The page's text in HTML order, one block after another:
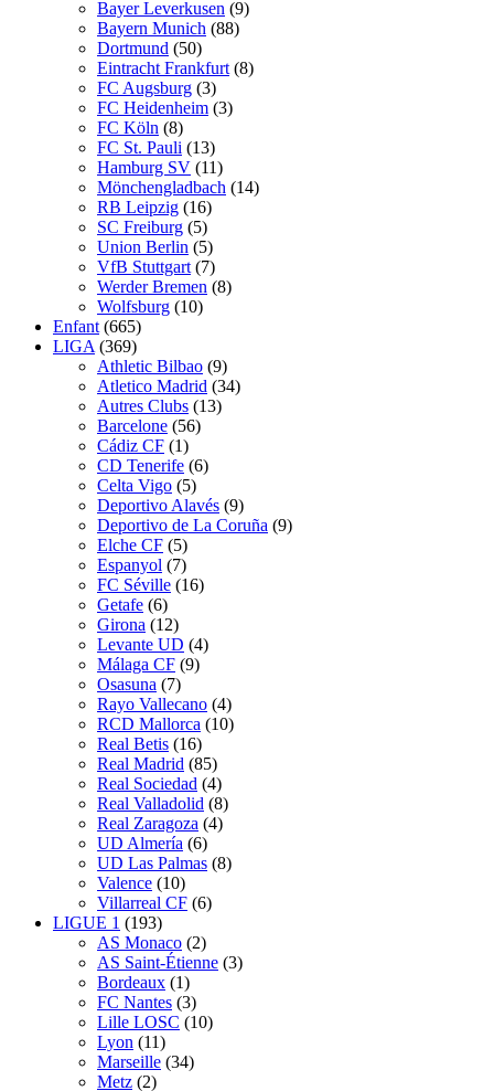
Bayer Leverkusen (9)
Bayern Munich (88)
Dortmund (50)
Eintracht Frankfurt (8)
FC Augsburg (3)
FC Heidenheim (3)
FC Köln (8)
FC St. Pauli (13)
Hamburg SV (11)
Mönchengladbach (14)
RB Leipzig (16)
SC Freiburg (5)
Union Berlin (5)
VfB Stuttgart (7)
Werder Bremen (8)
Wolfsburg (10)
Enfant (665)
LIGA (369)
Athletic Bilbao (9)
Atletico Madrid (34)
Autres Clubs (13)
Barcelone (56)
Cádiz CF (1)
CD Tenerife (6)
Celta Vigo (5)
Deportivo Alavés (9)
Deportivo de La Coruña (9)
Elche CF (5)
Espanyol (7)
FC Séville (16)
Getafe (6)
Girona (12)
Levante UD (4)
Málaga CF (9)
Osasuna (7)
Rayo Vallecano (4)
RCD Mallorca (10)
Real Betis (16)
Real Madrid (85)
Real Sociedad (4)
Real Valladolid (8)
Real Zaragoza (4)
UD Almería (6)
UD Las Palmas (8)
Valence (10)
Villarreal CF (6)
LIGUE 1 (193)
AS Monaco (2)
AS Saint-Étienne (3)
Bordeaux (1)
FC Nantes (3)
Lille LOSC (10)
Lyon (11)
Marseille (34)
Metz (2)